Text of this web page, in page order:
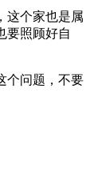
这个家也是属
要照顾好自
个问题，不要